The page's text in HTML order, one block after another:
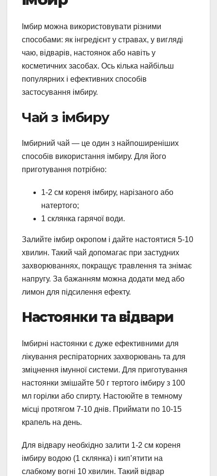
Імбир можна використовувати різними
способами: як інгредієнт у стравах, у вигляді
чаю, відварів, настоянок або навіть у
косметичних засобах. Ось кілька найбільш
популярних і ефективних способів
застосування імбиру.
Чай з імбиру
Імбирний чай — це один з найпоширеніших
способів використання імбиру. Для його
приготування потрібно:
1-2 см кореня імбиру, нарізаного або
натертого;
1 склянка гарячої води.
Залийте імбир окропом і дайте настоятися 5-10
хвилин. Такий чай допомагає при застудних
захворюваннях, покращує травлення та знімає
напругу. За бажанням можна додати мед або
лимон для підсилення ефекту.
Настоянки та відвари
Імбирні настоянки є дуже ефективними для
лікування респіраторних захворювань та для
зміцнення імунної системи. Для приготування
настоянки змішайте 50 г тертого імбиру з 100
мл горілки або спирту. Настоюйте в темному
місці протягом 7-10 днів. Приймати по 10-15
крапель на день.
Для відвару необхідно залити 1-2 см кореня
імбиру водою (1 склянка) і кип’ятити на
слабкому вогні 10 хвилин. Такий відвар